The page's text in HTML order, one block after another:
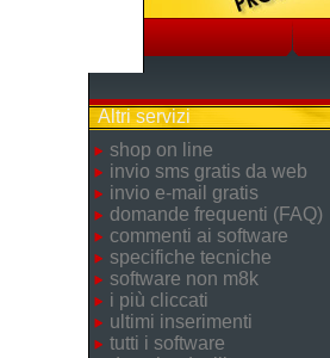
Altri servizi
shop on line
invio sms gratis da web
invio e-mail gratis
domande frequenti (FAQ)
commenti ai software
specifiche tecniche
software non m8k
i più cliccati
ultimi inserimenti
tutti i software